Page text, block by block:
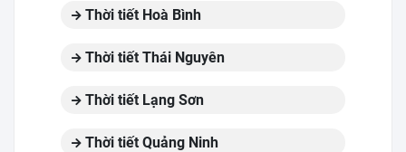
Thời tiết Hoà Bình
Thời tiết Thái Nguyên
Thời tiết Lạng Sơn
Thời tiết Quảng Ninh